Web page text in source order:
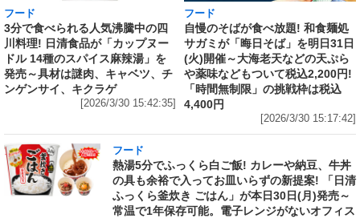
フード
3分で食べられる人気沸騰中の四
川料理! 日清食品が「カップヌー
ドル 14種のスパイス麻辣湯」を
発売～具材は謎肉、キャベツ、チ
ンゲンサイ、キクラゲ
[2026/3/30 15:42:35]
フード
自慢のそばが食べ放題! 和食麺処
サガミが「晦日そば」を明日31日
(火)開催～大海老天などの天ぷら
や薬味などもついて税込2,200円!
「時間無制限」の挑戦枠は税込
4,400円
[2026/3/30 15:17:42]
フード
熱湯5分でふっくら白ご飯! カレーや納豆、牛丼
の具も余裕で入ってお皿いらずの新提案! 「日清
ふっくら釜炊き ごはん」が本日30日(月)発売～
常温で1年保存可能。電子レンジがないオフィス